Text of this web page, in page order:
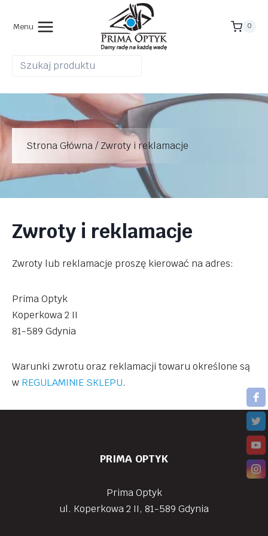
Menu 0
Strona Główna/Zwroty i reklamacje
Zwroty i reklamacje
Zwroty lub reklamacje proszę kierować na adres:
Prima Optyk
Koperkowa 2 II
81-589 Gdynia
Warunki zwrotu oraz reklamacji towaru określone są
w REGULAMINIE SKLEPU.
PRIMA OPTYK
Prima Optyk
ul. Koperkowa 2 II, 81-589 Gdynia